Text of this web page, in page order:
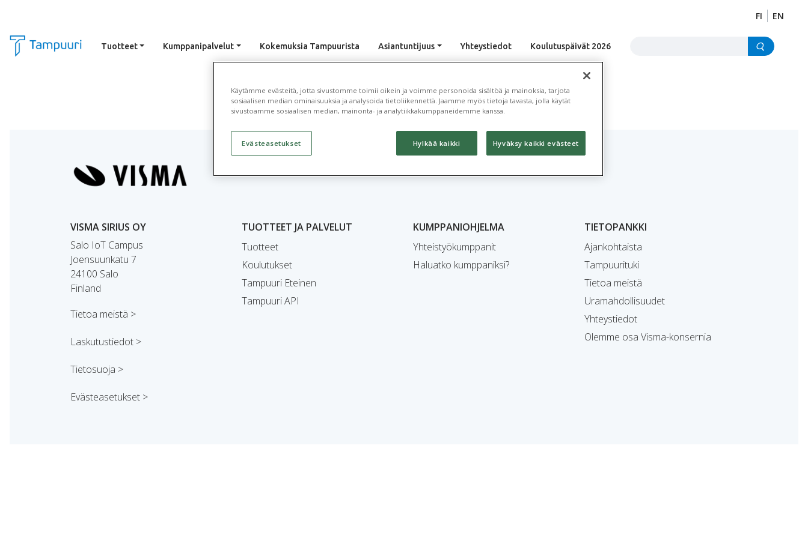
FI EN
Tuotteet Kumppanipalvelut Kokemuksia Tampuurista Asiantuntijuus Yhteystiedot Koulutuspäivät 2026
VISMA SIRIUS OY
Salo IoT Campus
Joensuunkatu 7
24100 Salo
Finland
Tietoa meistä >
Laskutustiedot >
Tietosuoja >
Evästeasetukset >
TUOTTEET JA PALVELUT
Tuotteet
Koulutukset
Tampuuri Eteinen
Tampuuri API
KUMPPANIOHJELMA
Yhteistyökumppanit
Haluatko kumppaniksi?
TIETOPANKKI
Ajankohtaista
Tampuurituki
Tietoa meistä
Uramahdollisuudet
Yhteystiedot
Olemme osa Visma-konsernia
Käytämme evästeitä, jotta sivustomme toimii oikein ja voimme personoida sisältöä ja mainoksia, tarjota
sosiaalisen median ominaisuuksia ja analysoida tietoliikennettä. Jaamme myös tietoja tavasta, jolla käytät
sivustoamme sosiaalisen median, mainonta- ja analytiikkakumppaneidemme kanssa.
Evästeasetukset Hylkää kaikki Hyväksy kaikki evästeet